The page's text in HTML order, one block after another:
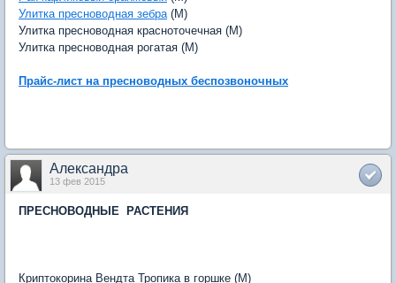
Улитка пресноводная зебра(M)
Улитка пресноводная красноточечная (M)
Улитка пресноводная рогатая (M)
Прайс-лист на пресноводных беспозвоночных
Александра
13 фев 2015
ПРЕСНОВОДНЫЕ РАСТЕНИЯ
Криптокорина Вендта Тропика в горшке (M)